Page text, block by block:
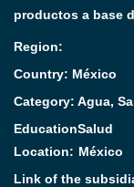
productos a base
Region:
Country: México
Category: Agua,
EducationSalud
Location: México
Link of the